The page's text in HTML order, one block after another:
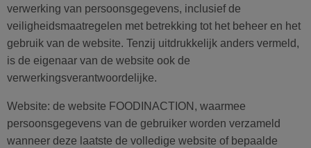
verwerking van persoonsgegevens, inclusief de
veiligheidsmaatregelen met betrekking tot het beheer en het
gebruik van de website. Tenzij uitdrukkelijk anders vermeld,
is de eigenaar van de website ook de
verwerkingsverantwoordelijke.
Website: de website FOODINACTION, waarmee
persoonsgegevens van de gebruiker worden verzameld
wanneer deze laatste de volledige website of bepaalde